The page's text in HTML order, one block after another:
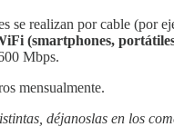
se realizan por cable (por
(smartphones,
Mbps.
mensualmente.
déjanoslas en los